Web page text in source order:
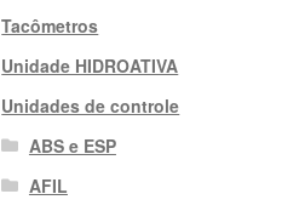
Tacômetros
Unidade HIDROATIVA
Unidades de controle
ABS e ESP
AFIL